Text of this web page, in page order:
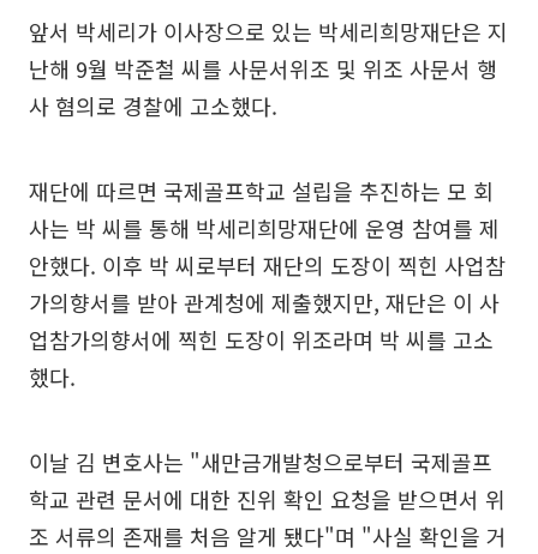
앞서 박세리가 이사장으로 있는 박세리희망재단은 지
난해 9월 박준철 씨를 사문서위조 및 위조 사문서 행
사 혐의로 경찰에 고소했다.
재단에 따르면 국제골프학교 설립을 추진하는 모 회
사는 박 씨를 통해 박세리희망재단에 운영 참여를 제
안했다. 이후 박 씨로부터 재단의 도장이 찍힌 사업참
가의향서를 받아 관계청에 제출했지만, 재단은 이 사
업참가의향서에 찍힌 도장이 위조라며 박 씨를 고소
했다.
이날 김 변호사는 "새만금개발청으로부터 국제골프
학교 관련 문서에 대한 진위 확인 요청을 받으면서 위
조 서류의 존재를 처음 알게 됐다"며 "사실 확인을 거